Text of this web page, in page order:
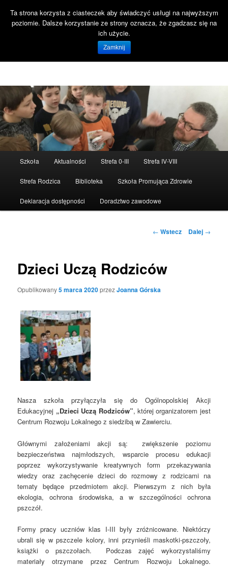
Witaj na stronie SP47 Gdańsk!
Przeskocz
do
tekstu
Szkoła Aktualności Strefa 0-III Strefa IV-VIII
Strefa Rodzica Biblioteka Szkoła Promująca Zdrowie
Deklaracja dostępności Doradztwo zawodowe
Nawigacja
← Wstecz Dalej →
Dzieci Uczą Rodziców
Opublikowany5 marca 2020przezJoanna Górska
Nasza szkoła przyłączyła się do Ogólnopolskiej Akcji
Edukacyjnej „Dzieci Uczą Rodziców”, której organizatorem jest
Centrum Rozwoju Lokalnego z siedzibą w Zawierciu.
Głównymi założeniami akcji są: zwiększenie poziomu
bezpieczeństwa najmłodszych, wsparcie procesu edukacji
poprzez wykorzystywanie kreatywnych form przekazywania
wiedzy oraz zachęcenie dzieci do rozmowy z rodzicami na
tematy będące przedmiotem akcji. Pierwszym z nich była
ekologia, ochrona środowiska, a w szczególności ochrona
pszczół.
Formy pracy uczniów klas I-III były zróżnicowane. Niektórzy
ubrali się w pszczele kolory, inni przynieśli maskotki-pszczoły,
książki o pszczołach. Podczas zajęć wykorzystaliśmy
materiały otrzymane przez Centrum Rozwoju Lokalnego.
Ta strona korzysta z ciasteczek aby świadczyć usługi na najwyższym
poziomie. Dalsze korzystanie ze strony oznacza, że zgadzasz się na
ich użycie.
Zamknij